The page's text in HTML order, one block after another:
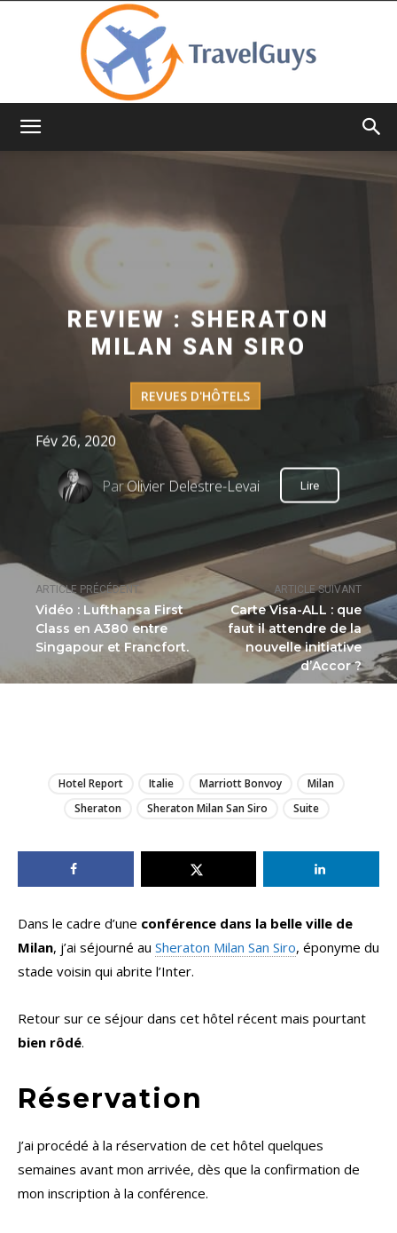
ARTICLE PRÉCÉDENT
Vidéo : Lufthansa First
Class en A380 entre
Singapour et Francfort.
ARTICLE SUIVANT
Carte Visa-ALL : que
faut il attendre de la
nouvelle initiative
d’Accor ?
REVIEW : SHERATON
MILAN SAN SIRO
REVUES D'HÔTELS
Fév 26, 2020
ParOlivier Delestre-Levai Lire
Hotel Report Italie Marriott Bonvoy
Milan
Sheraton
Sheraton Milan San Siro Suite
Dans le cadre d’une conférence dans la belle ville de
Milan, j’ai séjourné au Sheraton Milan San Siro, éponyme du
stade voisin qui abrite l’Inter.
Retour sur ce séjour dans cet hôtel récent mais pourtant
bien rôdé.
Réservation
J’ai procédé à la réservation de cet hôtel quelques
semaines avant mon arrivée, dès que la confirmation de
mon inscription à la conférence.